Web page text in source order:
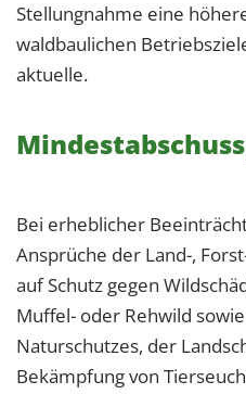
Stellungnahme eine
waldbaulichen
aktuelle.
Bei erheblicher
Ansprüche der Land-,
auf Schutz gegen
Muffel- oder Rehwild
Naturschutzes, der
Bekämpfung von